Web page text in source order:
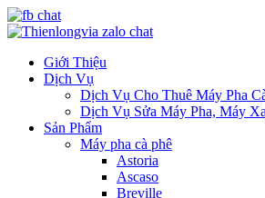
Giới Thiệu
Dịch Vụ
Dịch Vụ Cho Thuê Máy Pha
Dịch Vụ Sửa Máy Pha, Máy
Sản Phẩm
Máy pha cà phê
Astoria
Ascaso
Breville